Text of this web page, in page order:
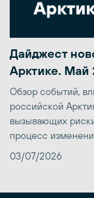
Дайджест
Арктике. Май
Обзор событий,
российской
вызывающих
процесс
03/07/2026